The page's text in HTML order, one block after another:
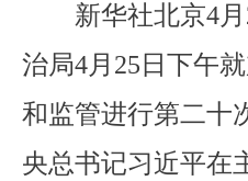
新华社北京4月
治局4月25日下午
和监管进行第二十
央总书记习近平在